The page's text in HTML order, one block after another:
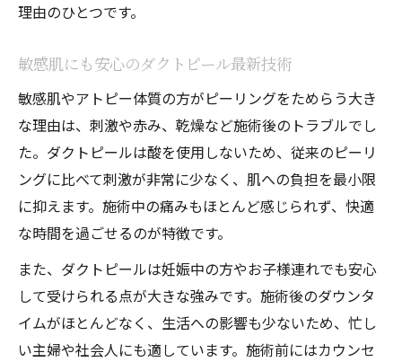
理由のひとつです。
敏感肌にも安心のダクトピール最新技術
敏感肌やアトピー体質の方がピーリングをためらう大き
な理由は、刺激や赤み、乾燥など施術後のトラブルでし
た。ダクトピールは酸を使用しないため、従来のピーリ
ングに比べて刺激が非常に少なく、肌への負担を最小限
に抑えます。施術中の痛みもほとんど感じられず、快適
な時間を過ごせるのが特徴です。
また、ダクトピールは妊娠中の方やお子様連れでも安心
して受けられる点が大きな強みです。施術後のダウンタ
イムがほとんどなく、生活への影響も少ないため、忙し
い主婦や社会人にも適しています。施術前にはカウンセ